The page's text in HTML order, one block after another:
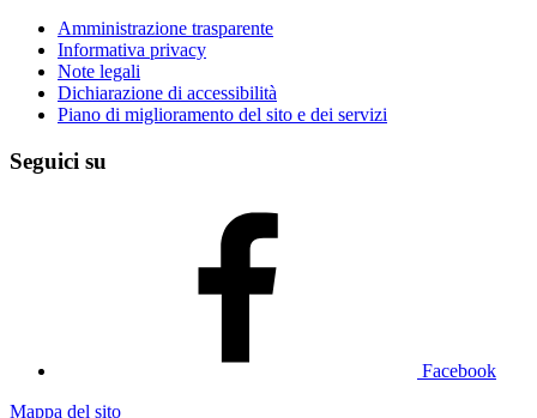
Amministrazione trasparente
Informativa privacy
Note legali
Dichiarazione di accessibilità
Piano di miglioramento del sito e dei servizi
Seguici su
Facebook
Mappa del sito